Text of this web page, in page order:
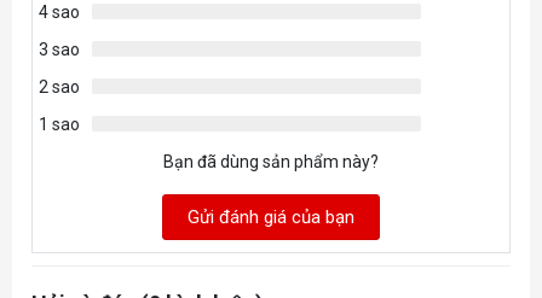
Giao tiếp mở rộng
Kết nối USB
Kết nối HDMI/VGA 1 x HDMI 1.4 port with
Khe cắm thẻ nhớ Không có
Tai nghe
1 x 3.5 mm
4 sao
3 sao
2 sao
1 sao
Bạn đã dùng sản phẩm này?
Gửi đánh giá của bạn